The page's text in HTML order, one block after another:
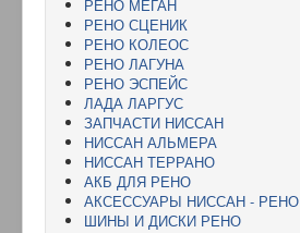
РЕНО МЕГАН
РЕНО СЦЕНИК
РЕНО КОЛЕОС
РЕНО ЛАГУНА
РЕНО ЭСПЕЙС
ЛАДА ЛАРГУС
ЗАПЧАСТИ НИССАН
НИССАН АЛЬМЕРА
НИССАН ТЕРРАНО
АКБ ДЛЯ РЕНО
АКСЕССУАРЫ НИССАН - РЕНО
ШИНЫ И ДИСКИ РЕНО